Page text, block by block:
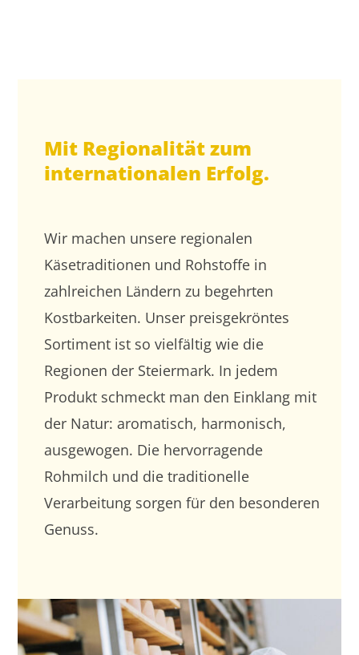
Mit Regionalität zum
internationalen Erfolg.
Wir machen unsere regionalen
Käsetraditionen und Rohstoffe in
zahlreichen Ländern zu begehrten
Kostbarkeiten. Unser preisgekröntes
Sortiment ist so vielfältig wie die
Regionen der Steiermark. In jedem
Produkt schmeckt man den Einklang mit
der Natur: aromatisch, harmonisch,
ausgewogen. Die hervorragende
Rohmilch und die traditionelle
Verarbeitung sorgen für den besonderen
Genuss.